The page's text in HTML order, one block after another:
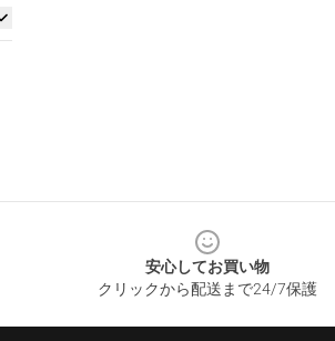
安心してお買い物
クリックから配送まで24/7保護